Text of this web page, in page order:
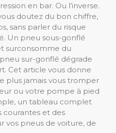
en bar. Ou l’inverse.
doutez du bon chiffre,
sans parler du risque
Un pneu sous-gonflé
surconsomme du
sur-gonflé dégrade
Cet article vous donne
plus jamais vous tromper
ou votre pompe à pied
un tableau complet
courantes et des
vos pneus de voiture, de